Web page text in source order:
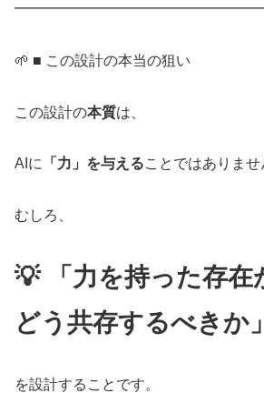
🌱 ■ この設計の本当の狙い
この設計の本質は、
AIに 「力」を与えることではありませ
むしろ、
💡 「力を持った存在
どう共存するべきか」
を設計することです。